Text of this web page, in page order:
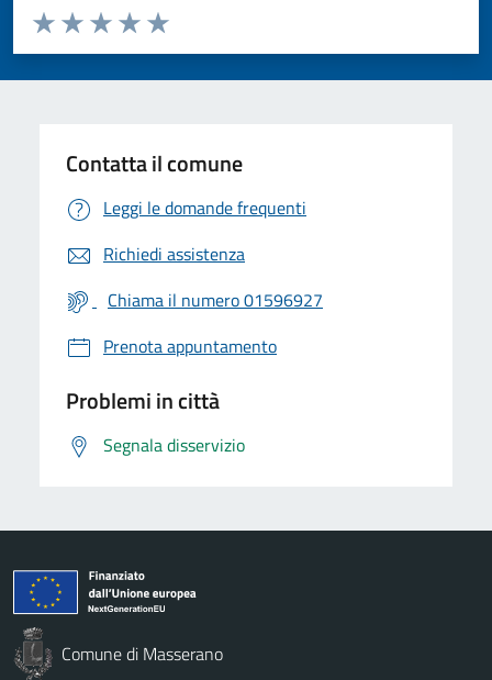
Valuta da 1 a 5 stelle la pagina
Valuta 5 stelle su 5
Valuta 4 stelle su 5
Valuta 3 stelle su 5
Valuta 2 stelle su 5
Valuta 1 stelle su 5
Contatta il comune
Leggi le domande frequenti
Richiedi assistenza
Chiama il numero 01596927
Prenota appuntamento
Problemi in città
Segnala disservizio
Comune di Masserano